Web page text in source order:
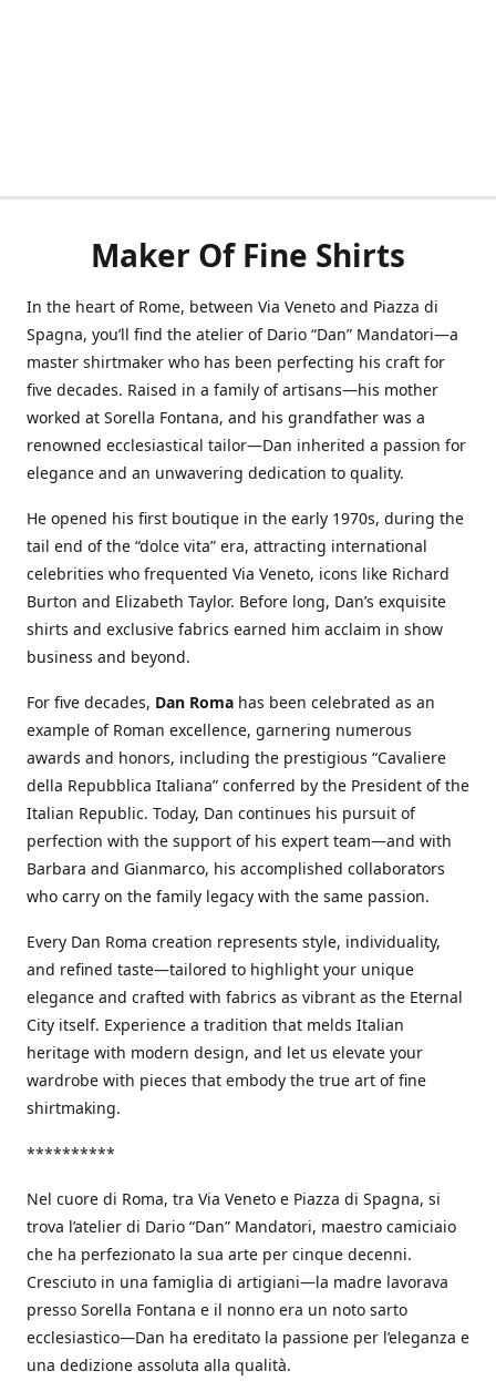
Maker Of Fine Shirts
In the heart of Rome, between Via Veneto and Piazza di
Spagna, you’ll find the atelier of Dario “Dan” Mandatori—a
master shirtmaker who has been perfecting his craft for
five decades. Raised in a family of artisans—his mother
worked at Sorella Fontana, and his grandfather was a
renowned ecclesiastical tailor—Dan inherited a passion for
elegance and an unwavering dedication to quality.
He opened his first boutique in the early 1970s, during the
tail end of the “dolce vita” era, attracting international
celebrities who frequented Via Veneto, icons like Richard
Burton and Elizabeth Taylor. Before long, Dan’s exquisite
shirts and exclusive fabrics earned him acclaim in show
business and beyond.
For five decades, Dan Roma has been celebrated as an
example of Roman excellence, garnering numerous
awards and honors, including the prestigious “Cavaliere
della Repubblica Italiana” conferred by the President of the
Italian Republic. Today, Dan continues his pursuit of
perfection with the support of his expert team—and with
Barbara and Gianmarco, his accomplished collaborators
who carry on the family legacy with the same passion.
Every Dan Roma creation represents style, individuality,
and refined taste—tailored to highlight your unique
elegance and crafted with fabrics as vibrant as the Eternal
City itself. Experience a tradition that melds Italian
heritage with modern design, and let us elevate your
wardrobe with pieces that embody the true art of fine
shirtmaking.
**********
Nel cuore di Roma, tra Via Veneto e Piazza di Spagna, si
trova l’atelier di Dario “Dan” Mandatori, maestro camiciaio
che ha perfezionato la sua arte per cinque decenni.
Cresciuto in una famiglia di artigiani—la madre lavorava
presso Sorella Fontana e il nonno era un noto sarto
ecclesiastico—Dan ha ereditato la passione per l’eleganza e
una dedizione assoluta alla qualità.